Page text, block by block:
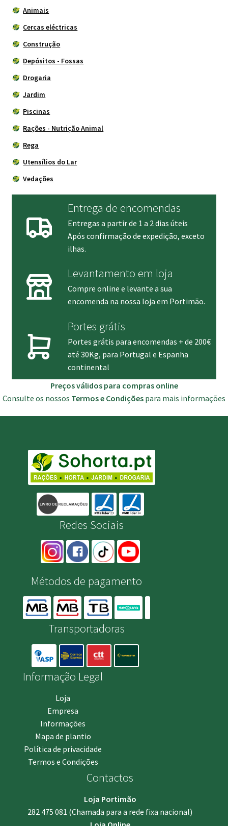
Animais
Cercas eléctricas
Construção
Depósitos - Fossas
Drogaria
Jardim
Piscinas
Rações - Nutrição Animal
Rega
Utensílios do Lar
Vedações
Entrega de encomendas
Entregas a partir de 1 a 2 dias úteis
Após confirmação de expedição, exceto
ilhas.
Levantamento em loja
Compre online e levante a sua
encomenda na nossa loja em Portimão.
Portes grátis
Portes grátis para encomendas + de 200€
até 30Kg, para Portugal e Espanha
continental
Preços válidos para compras online
Consulte os nossos Termos e Condições para mais informações
Redes Sociais
Métodos de pagamento
Transportadoras
Informação Legal
Loja
Empresa
Informações
Mapa de plantio
Política de privacidade
Termos e Condições
Contactos
Loja Portimão
282 475 081 (Chamada para a rede fixa nacional)